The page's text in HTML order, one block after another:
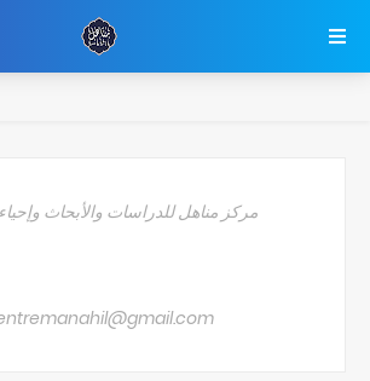
مركز مناهل للدراسات والأبحاث